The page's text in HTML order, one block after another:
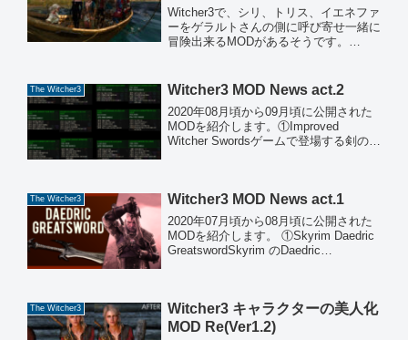
Witcher3で、シリ、トリス、イエネファ
ーをゲラルトさんの側に呼び寄せ一緒に
冒険出来るMODがあるそうです。
このMODをインストー...
The Witcher3 Witcher3 MOD News act.2
2020年08月頃から09月頃に公開された
MODを紹介します。①Improved
Witcher Swordsゲームで登場する剣の能
The Witcher3 Witcher3 MOD News act.1
2020年07月頃から08月頃に公開された
MODを紹介します。 ①Skyrim Daedric
GreatswordSkyrim のDaedric
The Witcher3
Witcher3 キャラクターの美人化
MOD Re(Ver1.2)